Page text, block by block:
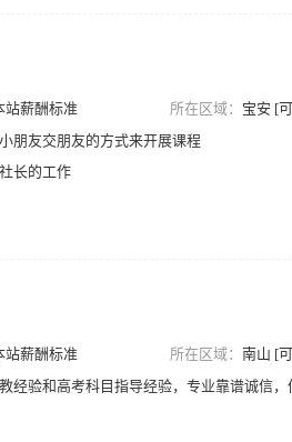
站薪酬标准 所在区域： 宝安 [
朋友交朋友的方式来开展课程
长的工作
站薪酬标准 所在区域： 南山 [
经验和高考科目指导经验，专业靠谱诚信，